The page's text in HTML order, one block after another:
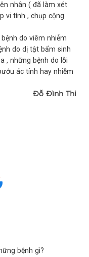
nhân ( đã làm xét
vi tính , chụp cộng
do viêm nhiễm
do dị tật bẩm sinh
, những bệnh do lỗi
ác tính hay nhiễm
Đỗ Đình Thi
bệnh gì?